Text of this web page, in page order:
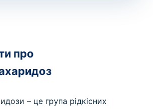
про
– це група рідкісних